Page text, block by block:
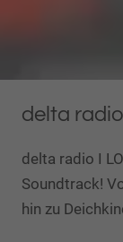
delta
delta radio I
Soundtrack!
hin zu